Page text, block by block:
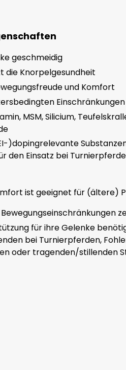
geschmeidig
die Knorpelgesundheit
und Komfort
MSM, Silicium,
)dopingrelevante
den Einsatz bei
ist geeignet für (ältere)
für ihre Gelenke
bei Turnierpferden,
oder tragenden/stillenden